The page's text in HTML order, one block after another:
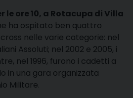
le ore 10, a Rotacupa di Villa
ha ospitato ben quattro
nelle varie categorie: nel
Assoluti; nel 2002 e 2005, i
nel 1996, furono i cadetti a
in una gara organizzata
Militare.